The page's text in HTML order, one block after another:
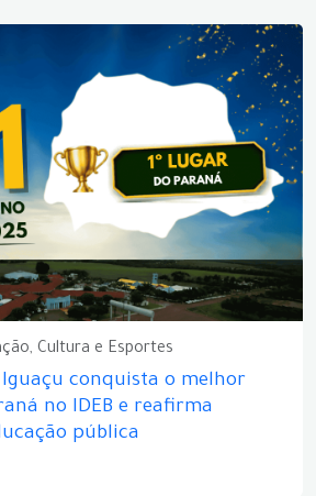
Cultura e Esportes
conquista o melhor
no IDEB e reafirma
pública